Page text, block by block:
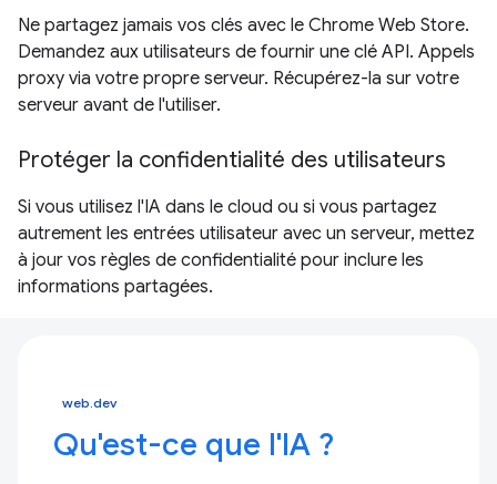
Ne partagez jamais vos clés avec le Chrome Web Store.
Demandez aux utilisateurs de fournir une clé API. Appels
proxy via votre propre serveur. Récupérez-la sur votre
serveur avant de l'utiliser.
Protéger la confidentialité des utilisateurs
Si vous utilisez l'IA dans le cloud ou si vous partagez
autrement les entrées utilisateur avec un serveur, mettez
à jour vos règles de confidentialité pour inclure les
informations partagées.
web.dev
Qu'est-ce que l'IA ?